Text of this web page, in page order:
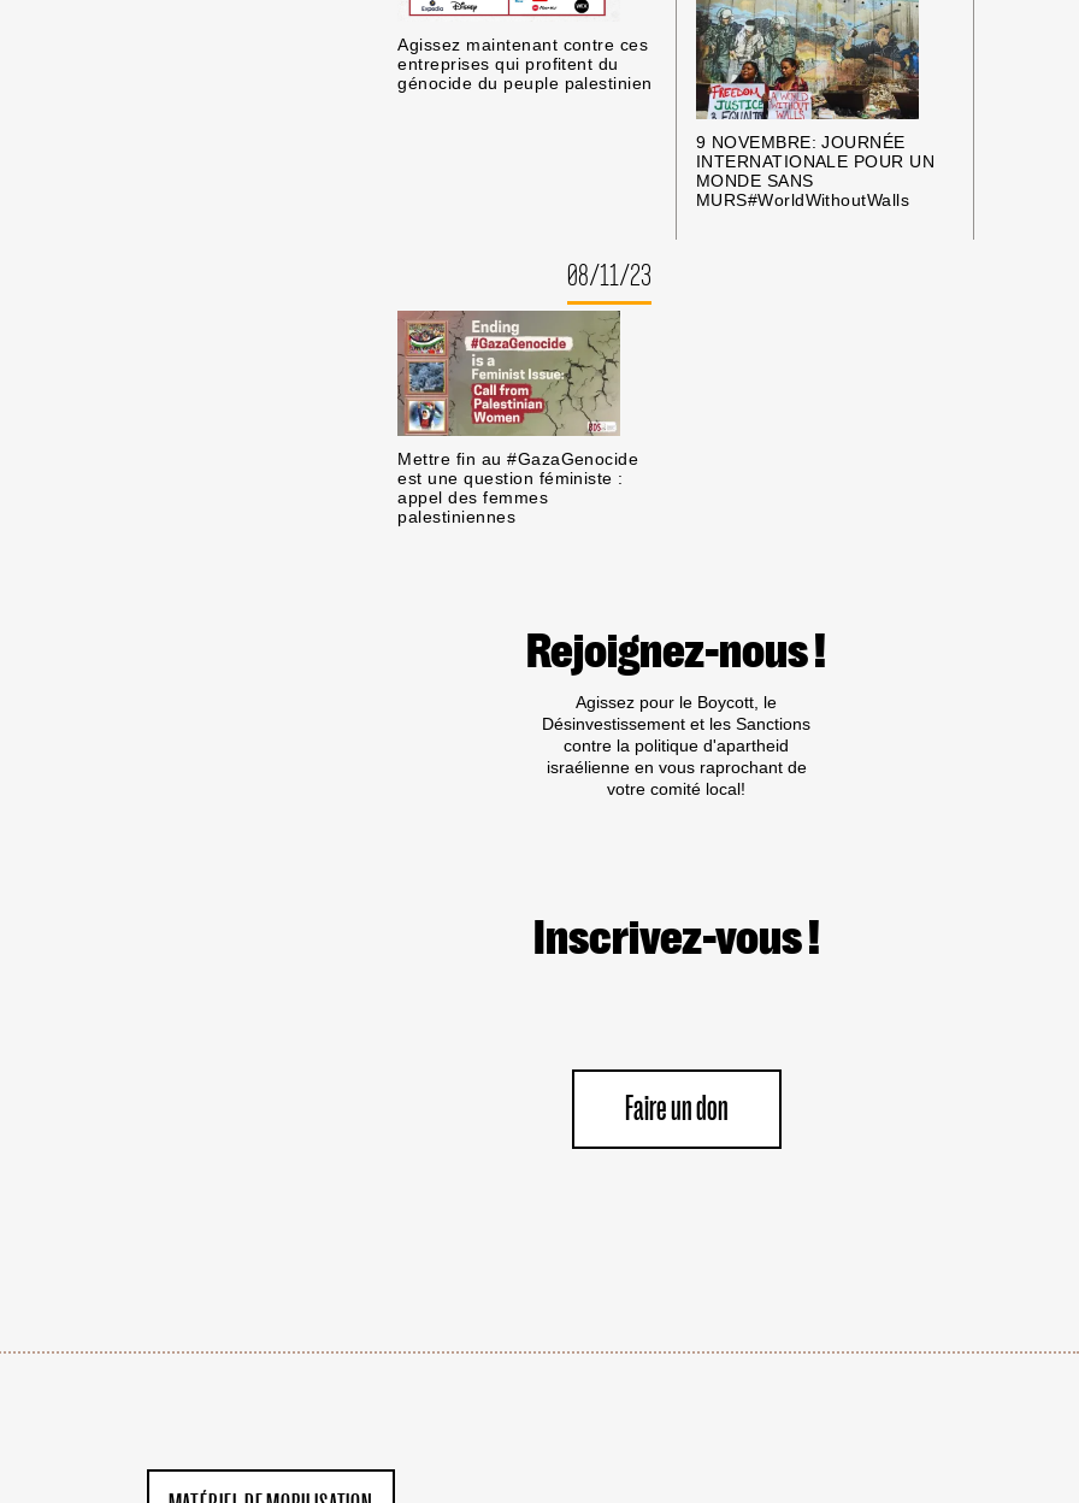
Agissez maintenant contre ces
entreprises qui profitent du
génocide du peuple palestinien
9 NOVEMBRE: JOURNÉE
INTERNATIONALE POUR UN
MONDE SANS
MURS#WorldWithoutWalls
08/11/23
Mettre fin au #GazaGenocide
est une question féministe :
appel des femmes
palestiniennes
Rejoignez-nous !
Agissez pour le Boycott, le
Désinvestissement et les Sanctions
contre la politique d'apartheid
israélienne en vous raprochant de
votre comité local!
Inscrivez-vous !
Faire un don